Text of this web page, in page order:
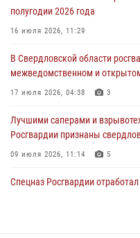
31 июля 2026, 06:56
рассказал об итогах работы
«Телекон»
30 июля 2026, 11:33 1
полугодии 2026 года
16 июля 2026, 11:29
В Свердловской области
межведомственном и
17 июля 2026, 04:38 3
Лучшими саперами и
Росгвардии признаны
09 июля 2026, 11:14 5
Спецназ Росгвардии